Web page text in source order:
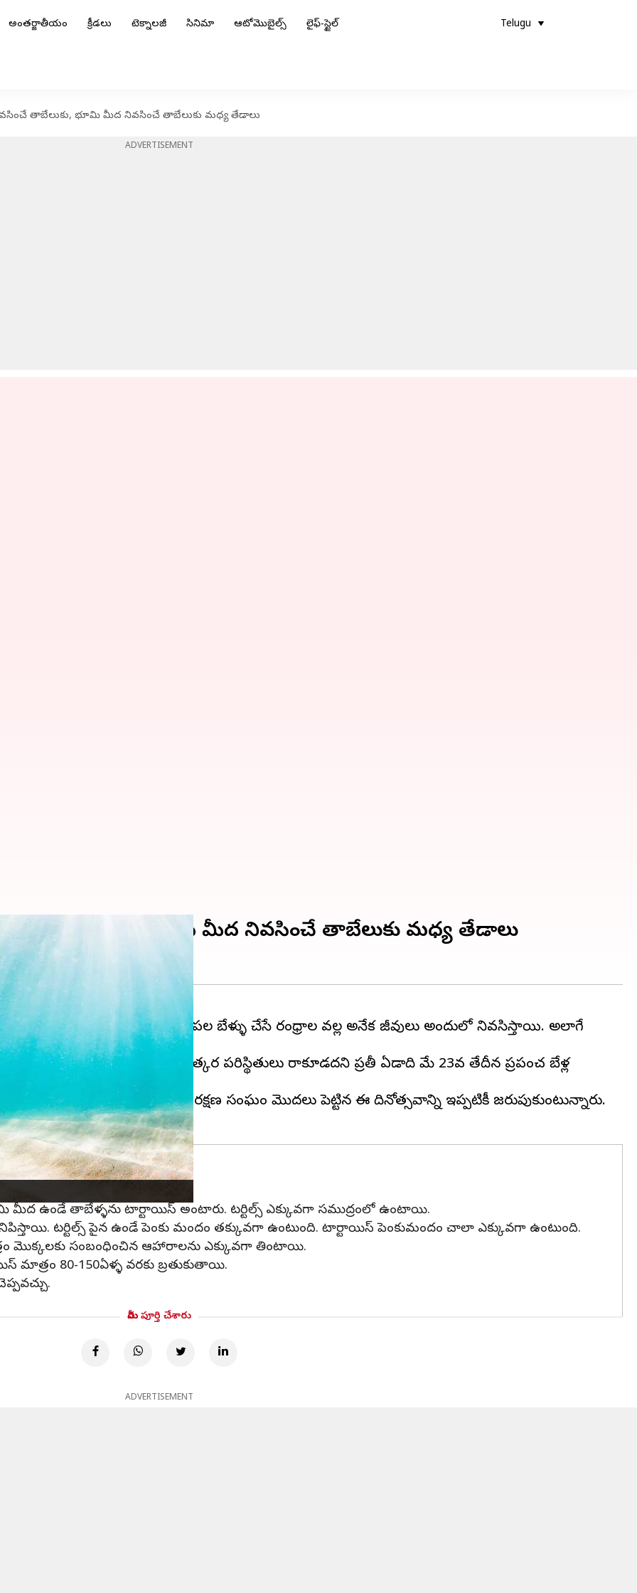
అంతర్జాతీయం క్రీడలు టెక్నాలజీ సినిమా ఆటోమొబైల్స్ లైఫ్-స్టైల్ Telugu
తాబేలుకు, భూమి మీద నివసించే తాబేలుకు మధ్య తేడాలు
ADVERTISEMENT
తాబేలుకు, భూమి మీద నివసించే తాబేలుకు మధ్య తేడాలు
మీద నివసించే తాబేళ్లు. భూమిలోపల తాబేళ్ళు చేసే రంధ్రాల వల్ల అనేక జీవులు అందులో నివసిస్తాయి. అలాగే
వల్ల తాబేళ్ళ జీవనానికి ఎలాంటి విపత్కర పరిస్థితులు రాకూడదని ప్రతీ ఏడాది మే 23వ తేదీన ప్రపంచ తాబేళ్ల
అమెరికాకు చెందిన తాబేళ్ల సంరక్షణ సంఘం మొదలు పెట్టిన ఈ దినోత్సవాన్ని ఇప్పటికీ జరుపుకుంటున్నారు.
మధ్య తేడాలు
మీద ఉండే తాబేళ్ళను టార్టాయిస్ అంటారు. టర్టిల్స్ ఎక్కువగా సముద్రంలో ఉంటాయి.
టర్టిల్స్ పైన ఉండే పెంకు మందం తక్కువగా ఉంటుంది. టార్టాయిస్ పెంకుమందం చాలా ఎక్కువగా ఉంటుంది.
మొక్కలకు సంబంధించిన ఆహారాలను ఎక్కువగా తింటాయి.
మాత్రం 80-150ఏళ్ళ వరకు బ్రతుకుతాయి.
మీరు పూర్తి చేశారు
ADVERTISEMENT